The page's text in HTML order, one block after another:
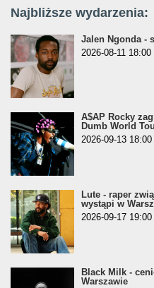
Najbliższe wydarzenia:
Jalen Ngonda -
2026-08-11 18:00
A$AP Rocky
Dumb World
2026-09-13 18:00
Lute - raper
wystąpi w
2026-09-17 19:00
Black Milk -
Warszawie